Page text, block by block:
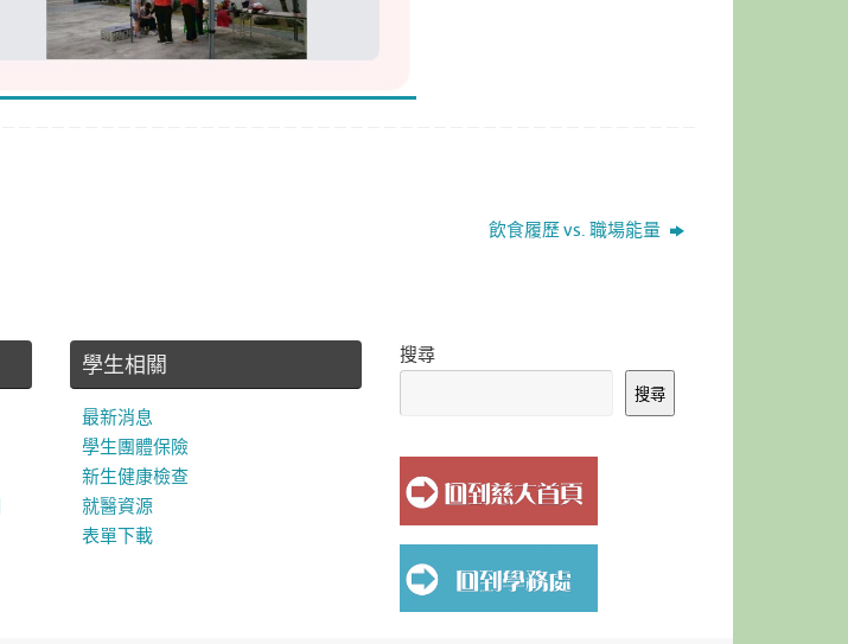
飲食履歷 vs. 職場能量
學生相關
最新消息
學生團體保險
新生健康檢查
就醫資源
表單下載
搜尋
搜尋